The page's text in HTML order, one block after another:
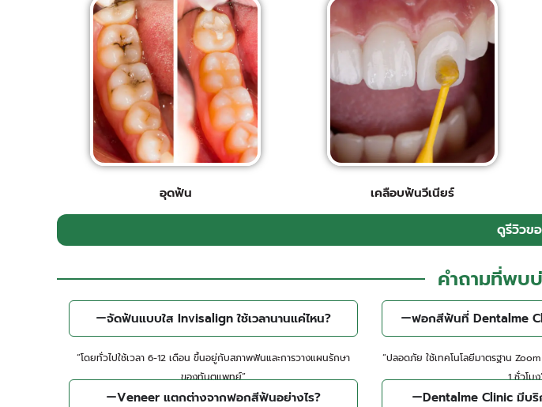
อุดฟัน​ เคลือบฟันวีเนียร์​
ดูรีวิวขอ
คำถามที่พบ
จัดฟันแบบใส Invisalign ใช้เวลานานแค่ไหน?
“โดยทั่วไปใช้เวลา 6-12 เดือน ขึ้นอยู่กับสภาพฟันและการวางแผนรักษา
ของทันตแพทย์”
ฟอกสีฟันที่ Dentalme
“ปลอดภัย ใช้เทคโนโลยีมาตรฐาน
1 ชั่วโมง
Veneer แตกต่างจากฟอกสีฟันอย่างไร? Dentalme Clinic มีบริ